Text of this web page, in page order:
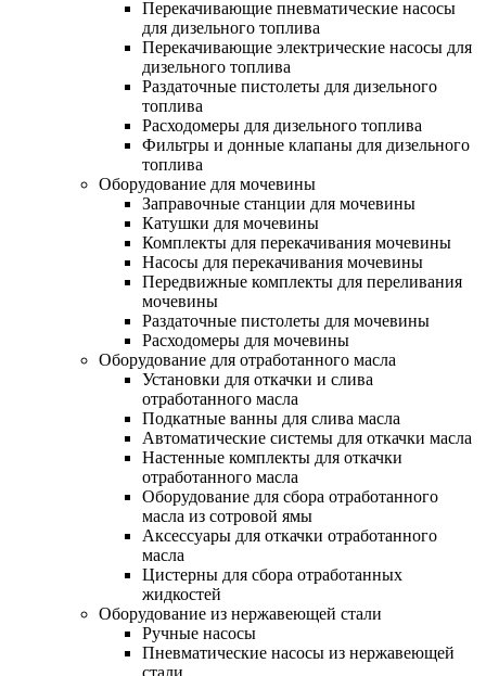
Перекачивающие пневматические насосы
для дизельного топлива
Перекачивающие электрические насосы для
дизельного топлива
Раздаточные пистолеты для дизельного
топлива
Расходомеры для дизельного топлива
Фильтры и донные клапаны для дизельного
топлива
Оборудование для мочевины
Заправочные станции для мочевины
Катушки для мочевины
Комплекты для перекачивания мочевины
Насосы для перекачивания мочевины
Передвижные комплекты для переливания
мочевины
Раздаточные пистолеты для мочевины
Расходомеры для мочевины
Оборудование для отработанного масла
Установки для откачки и слива
отработанного масла
Подкатные ванны для слива масла
Автоматические системы для откачки масла
Настенные комплекты для откачки
отработанного масла
Оборудование для сбора отработанного
масла из сотровой ямы
Аксессуары для откачки отработанного
масла
Цистерны для сбора отработанных
жидкостей
Оборудование из нержавеющей стали
Ручные насосы
Пневматические насосы из нержавеющей